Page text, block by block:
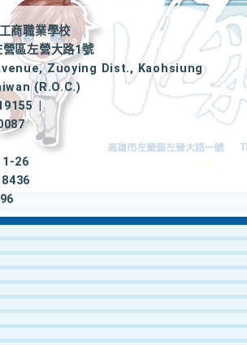
商職業學校
區左營大路1號
Zuoying Dist., Kaohsiung
(R.O.C.)
|
26